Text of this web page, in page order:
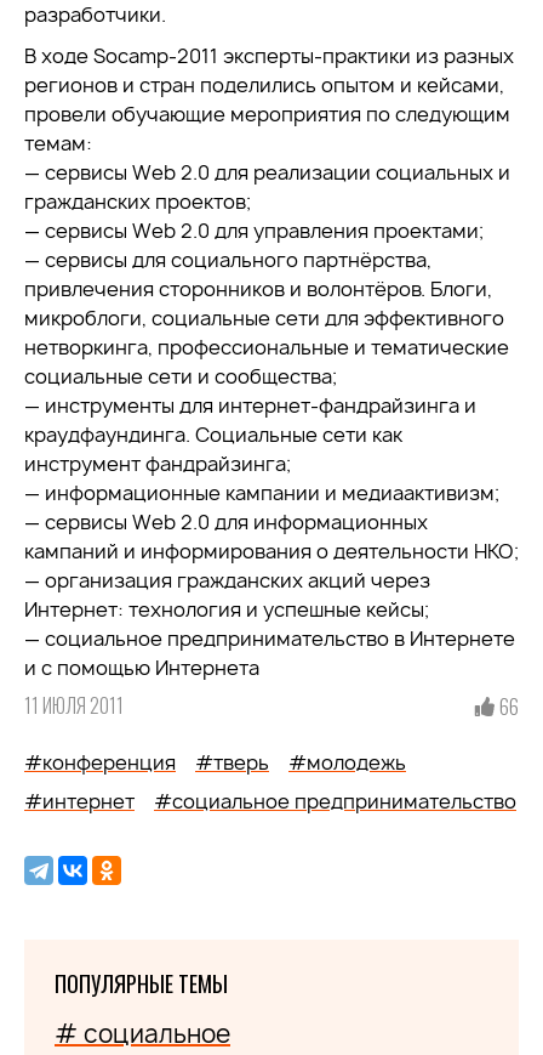
разработчики.
В ходе Socamp-2011 эксперты-практики из разных
регионов и стран поделились опытом и кейсами,
провели обучающие мероприятия по следующим
темам:
— сервисы Web 2.0 для реализации социальных и
гражданских проектов;
— сервисы Web 2.0 для управления проектами;
— сервисы для социального партнёрства,
привлечения сторонников и волонтёров. Блоги,
микроблоги, социальные сети для эффективного
нетворкинга, профессиональные и тематические
социальные сети и сообщества;
— инструменты для интернет-фандрайзинга и
краудфаундинга. Социальные сети как
инструмент фандрайзинга;
— информационные кампании и медиаактивизм;
— сервисы Web 2.0 для информационных
кампаний и информирования о деятельности НКО;
— организация гражданских акций через
Интернет: технология и успешные кейсы;
— социальное предпринимательство в Интернете
и с помощью Интернета
11 ИЮЛЯ 2011 66
#конференция #тверь
#молодежь
#интернет
#социальное предпринимательство
ПОПУЛЯРНЫЕ ТЕМЫ
# социальное